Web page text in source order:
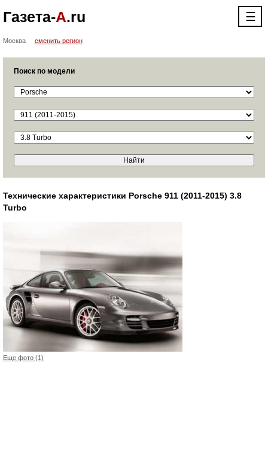
Газета-А.ru ☰
Москва сменить регион
Поиск по модели
Технические характеристики Porsche 911 (2011-2015) 3.8
Turbo
Еще фото (1)